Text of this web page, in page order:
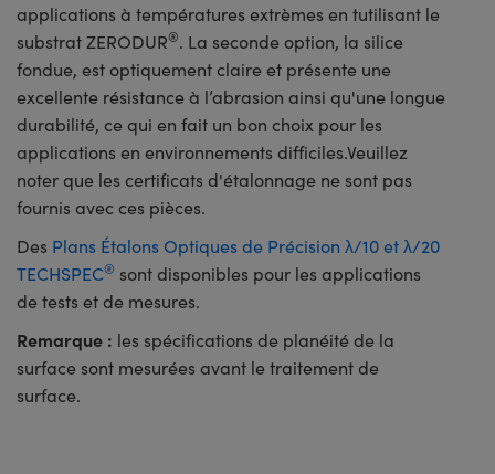
applications à températures extrèmes en tutilisant le
substrat ZERODUR®. La seconde option, la silice
fondue, est optiquement claire et présente une
excellente résistance à l’abrasion ainsi qu'une longue
durabilité, ce qui en fait un bon choix pour les
applications en environnements difficiles.Veuillez
noter que les certificats d'étalonnage ne sont pas
fournis avec ces pièces.
Des Plans Étalons Optiques de Précision λ/10 et λ/20
TECHSPEC® sont disponibles pour les applications
de tests et de mesures.
Remarque : les spécifications de planéité de la
surface sont mesurées avant le traitement de
surface.